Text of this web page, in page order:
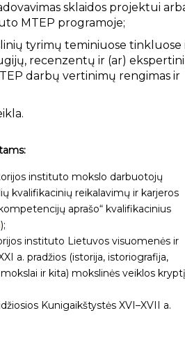
sklaidos projektui
MTEP programoje;
tyrimų teminiuose tinkluose
recenzentų ir (ar)
darbų vertinimų rengimas ir
instituto mokslo darbuotojų
kvalifikacinių reikalavimų ir karjeros
aprašo“ kvalifikacinius
);
instituto Lietuvos visuomenės ir
a. pradžios (istorija, istoriografija,
ir kita) mokslinės veiklos kryptį
Kunigaikštystės XVI–XVII a.